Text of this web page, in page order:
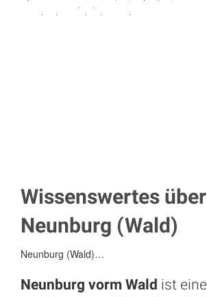
Wissenswertes über
Neunburg (Wald)
Neunburg (Wald)…
Neunburg vorm Wald ist eine